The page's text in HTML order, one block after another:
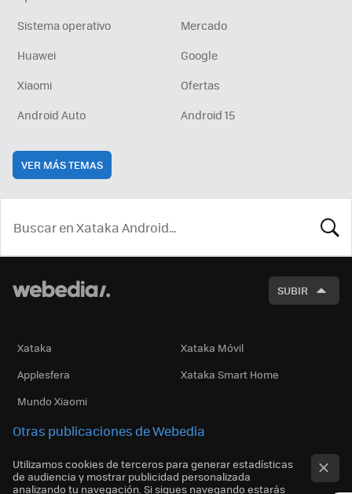
Sistema operativo
Mercado
Huawei
Google
Xiaomi
Ofertas
Android Auto
Android 15
VER MÁS TEMAS
SUBIR
Xataka
Xataka Móvil
Applesfera
Xataka Smart Home
Mundo Xiaomi
Otras publicaciones de Webedia
Utilizamos cookies de terceros para generar estadísticas
de audiencia y mostrar publicidad personalizada
analizando tu navegación. Si sigues navegando estarás